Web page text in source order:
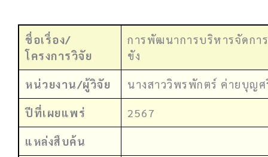
ชื่อเรื่อง/
โครงการวิจัย
การพัฒนาการบริหารจัดก
ขัง
หน่วยงาน/ผู้วิจัย นางสาววิพรพักตร์ ค่ายบุญศ
ปีที่เผยแพร่ 2567
แหล่งสืบค้น